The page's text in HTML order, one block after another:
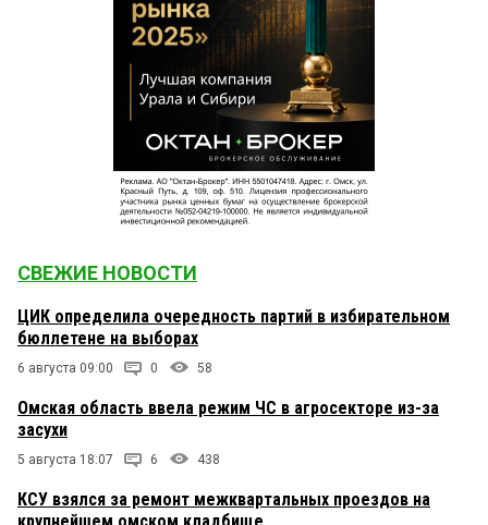
СВЕЖИЕ НОВОСТИ
ЦИК определила очередность партий в избирательном
бюллетене на выборах
6 августа 09:00 0 58
Омская область ввела режим ЧС в агросекторе из-за
засухи
5 августа 18:07 6 438
КСУ взялся за ремонт межквартальных проездов на